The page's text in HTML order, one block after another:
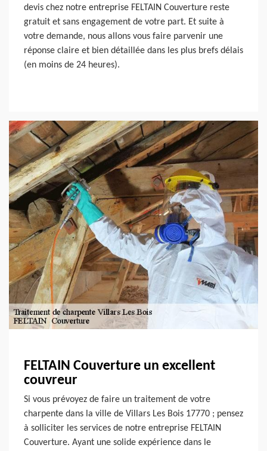
devis chez notre entreprise FELTAIN Couverture reste
gratuit et sans engagement de votre part. Et suite à
votre demande, nous allons vous faire parvenir une
réponse claire et bien détaillée dans les plus brefs délais
(en moins de 24 heures).
FELTAIN Couverture un excellent
couvreur
Si vous prévoyez de faire un traitement de votre
charpente dans la ville de Villars Les Bois 17770 ; pensez
à solliciter les services de notre entreprise FELTAIN
Couverture. Ayant une solide expérience dans le